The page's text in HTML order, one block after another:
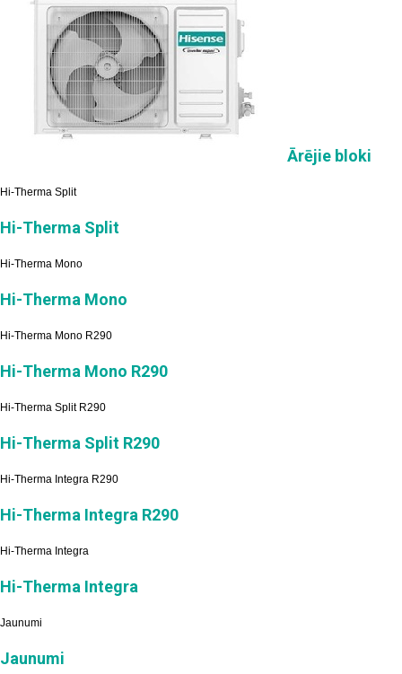
Ārējie bloki
Hi-Therma Split
Hi-Therma Split
Hi-Therma Mono
Hi-Therma Mono
Hi-Therma Mono R290
Hi-Therma Mono R290
Hi-Therma Split R290
Hi-Therma Split R290
Hi-Therma Integra R290
Hi-Therma Integra R290
Hi-Therma Integra
Hi-Therma Integra
Jaunumi
Jaunumi